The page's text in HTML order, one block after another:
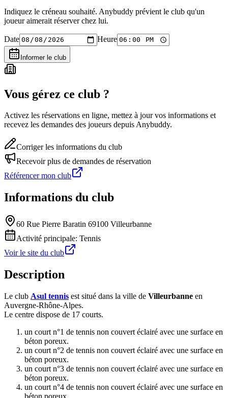
Indiquez le créneau souhaité. Anybuddy prévient le club qu'un
joueur aimerait réserver chez lui.
Date Heure
Informer le club
Vous gérez ce club ?
Activez les réservations en ligne, mettez à jour vos informations et
recevez les demandes des joueurs depuis Anybuddy.
Corriger les informations du club
Recevoir plus de demandes de réservation
Référencer mon club
Informations du club
60 Rue Pierre Baratin 69100 Villeurbanne
Activité principale: Tennis
Voir le site du club
Description
Le club Asul tennis est situé dans la ville de Villeurbanne en
Auvergne-Rhône-Alpes.
Le centre dispose de 17 courts.
un court n°1 de tennis non couvert éclairé avec une surface en
béton poreux.
un court n°2 de tennis non couvert éclairé avec une surface en
béton poreux.
un court n°3 de tennis non couvert éclairé avec une surface en
béton poreux.
un court n°4 de tennis non couvert éclairé avec une surface en
béton poreux.